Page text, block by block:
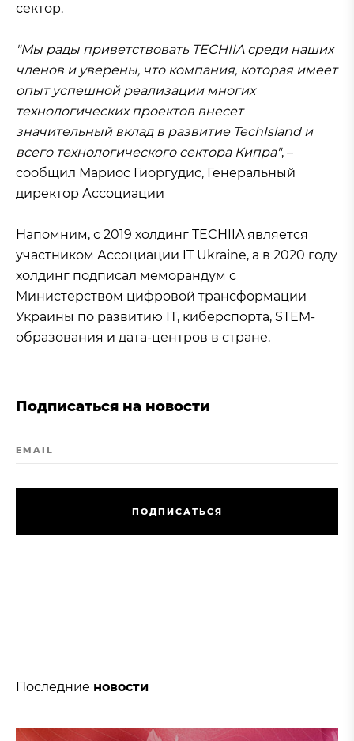
сектор.
"Мы рады приветствовать TECHIIA среди наших
членов и уверены, что компания, которая имеет
опыт успешной реализации многих
технологических проектов внесет
значительный вклад в развитие TechIsland и
всего технологического сектора Кипра", –
сообщил Мариос Гиоргудис, Генеральный
директор Ассоциации
Напомним, с 2019 холдинг TECHIIA является
участником Ассоциации IT Ukraine, а в 2020 году
холдинг подписал меморандум с
Министерством цифровой трансформации
Украины по развитию ІТ, киберспорта, STEM-
образования и дата-центров в стране.
Подписаться на новости
EMAIL
П ОДП ИСАТЬСЯ
Последние новости